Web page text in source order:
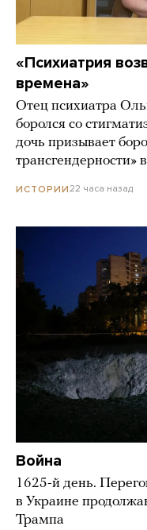
«Психиатрия
времена»
Отец психиатра
боролся со
дочь призывает
трансгендерности»
ИСТОРИИ22 часа назад
Война
1625-й день.
в Украине
Трампа